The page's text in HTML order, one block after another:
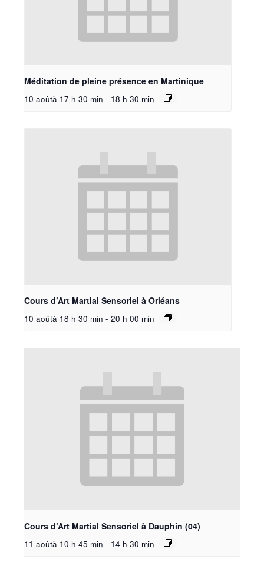
Méditation de pleine présence en Martinique
10 aoûtà 17 h 30 min - 18 h 30 min
Cours d’Art Martial Sensoriel à Orléans
10 aoûtà 18 h 30 min - 20 h 00 min
Cours d’Art Martial Sensoriel à Dauphin (04)
11 aoûtà 10 h 45 min - 14 h 30 min